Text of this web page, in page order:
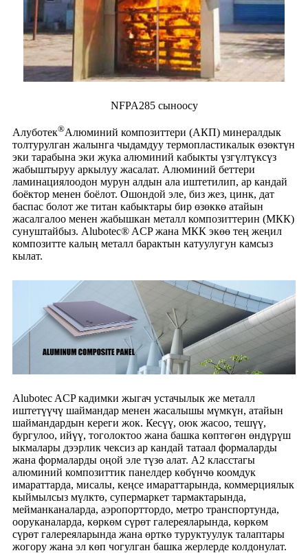
NFPA285 сыноосу
Алуботек®Алюминий композиттери (АКП) минералдык
толтурулган жалынга чыдамдуу термопластикалык өзөктүн
эки тарабына эки жука алюминий кабыкты үзгүлтүксүз
жабыштыруу аркылуу жасалат. Алюминий беттери
ламинациялоодон мурун алдын ала иштетилип, ар кандай
боёктор менен боёлот. Ошондой эле, биз жез, цинк, дат
баспас болот же титан кабыктары бир өзөккө атайын
жасалгалоо менен жабышкан металл композиттерин (МКК)
сунуштайбыз. Alubotec® ACP ​​жана МКК экөө тең жеңил
композитте калың металл барактын катуулугун камсыз
кылат.
Alubotec ACP кадимки жыгач устачылык же металл
иштетүүчү шаймандар менен жасалышы мүмкүн, атайын
шаймандардын кереги жок. Кесүү, оюк жасоо, тешүү,
бургулоо, ийүү, тоголоктоо жана башка көптөгөн өндүрүш
ыкмалары дээрлик чексиз ар кандай татаал формаларды
жана формаларды оңой эле түзө алат. А2 класстагы
алюминий композиттик панелдер көбүнчө коомдук
имараттарда, мисалы, кеңсе имараттарында, коммерциялык
кыймылсыз мүлктө, супермаркет тармактарында,
мейманканаларда, аэропорттордо, метро транспортунда,
ооруканаларда, көркөм сүрөт галереяларында, көркөм
сүрөт галереяларында жана өрткө туруктуулук талаптары
жогору жана эл көп чогулган башка жерлерде колдонулат.